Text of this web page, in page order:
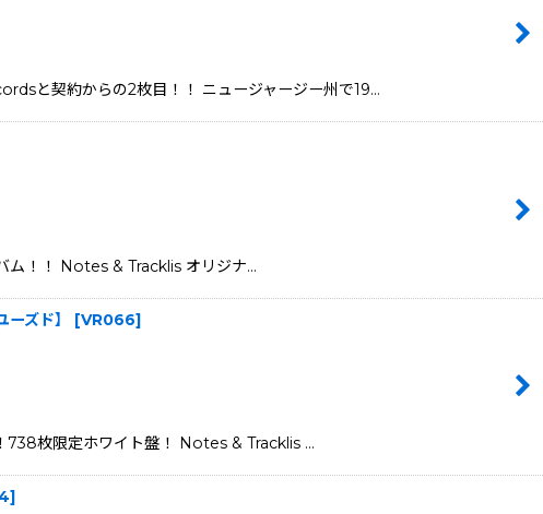
と契約からの2枚目！！ ニュージャージー州で19…
ム！！ Notes & Tracklis オリジナ…
ズド】 [VR066]
738枚限定ホワイト盤！ Notes & Tracklis …
]